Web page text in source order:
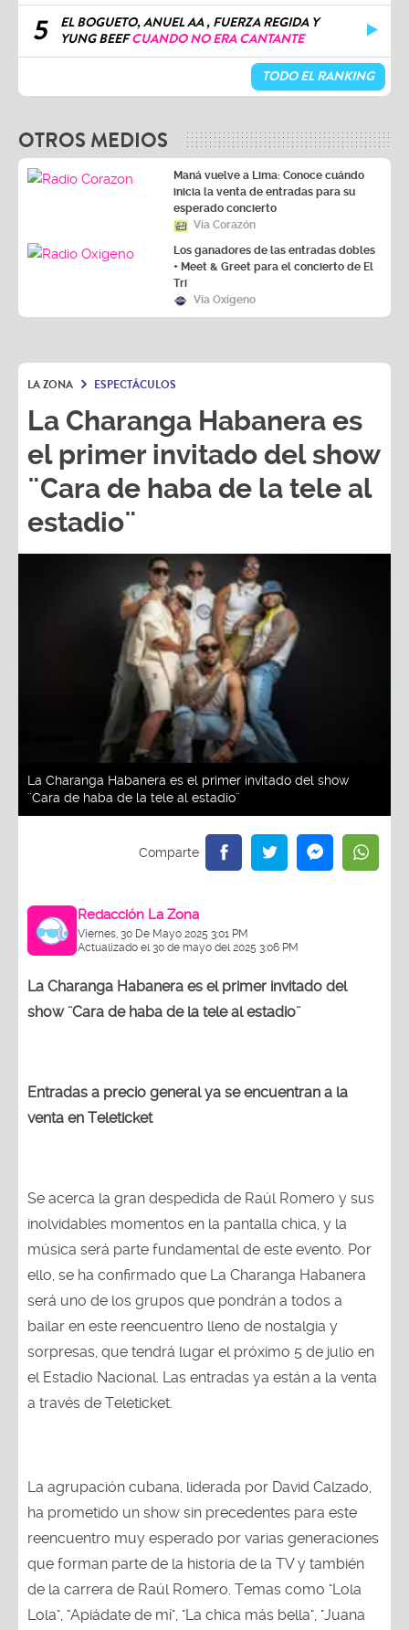
5
EL BOGUETO, ANUEL AA , FUERZA REGIDA Y
YUNG BEEFCUANDO NO ERA CANTANTE
TODO EL RANKING
OTROS MEDIOS
Maná vuelve a Lima: Conoce cuándo
inicia la venta de entradas para su
esperado concierto
Vía Corazón
Los ganadores de las entradas dobles
+ Meet & Greet para el concierto de El
Tri
Vía Oxígeno
LA ZONA ESPECTÁCULOS
La Charanga Habanera es
el primer invitado del show
¨Cara de haba de la tele al
estadio¨
La Charanga Habanera es el primer invitado del show
¨Cara de haba de la tele al estadio¨
Redacción La Zona
Viernes, 30 De Mayo 2025 3:01 PM
Actualizado el 30 de mayo del 2025 3:06 PM
La Charanga Habanera es el primer invitado del
show ¨Cara de haba de la tele al estadio¨
Entradas a precio general ya se encuentran a la
venta en Teleticket
Se acerca la gran despedida de Raúl Romero y sus
inolvidables momentos en la pantalla chica, y la
música será parte fundamental de este evento. Por
ello, se ha confirmado que La Charanga Habanera
será uno de los grupos que pondrán a todos a
bailar en este reencuentro lleno de nostalgia y
sorpresas, que tendrá lugar el próximo 5 de julio en
el Estadio Nacional. Las entradas ya están a la venta
a través de Teleticket.
La agrupación cubana, liderada por David Calzado,
ha prometido un show sin precedentes para este
reencuentro muy esperado por varias generaciones
que forman parte de la historia de la TV y también
de la carrera de Raúl Romero. Temas como "Lola
Lola", "Apiádate de mí", "La chica más bella", "Juana